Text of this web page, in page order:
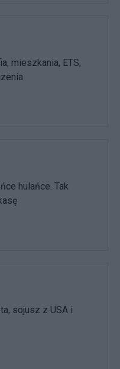
mieszkania, ETS,
hulańce. Tak
sojusz z USA i